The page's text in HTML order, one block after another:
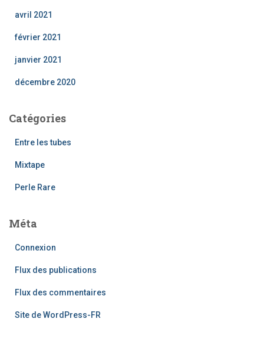
avril 2021
février 2021
janvier 2021
décembre 2020
Catégories
Entre les tubes
Mixtape
Perle Rare
Méta
Connexion
Flux des publications
Flux des commentaires
Site de WordPress-FR